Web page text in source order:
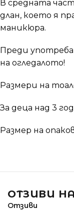
В средната
длан, което я
маникюра.
Преди
на огледалото!
Размери на
За деца над 3
Размер на
ОТЗИВИ
Отзиви